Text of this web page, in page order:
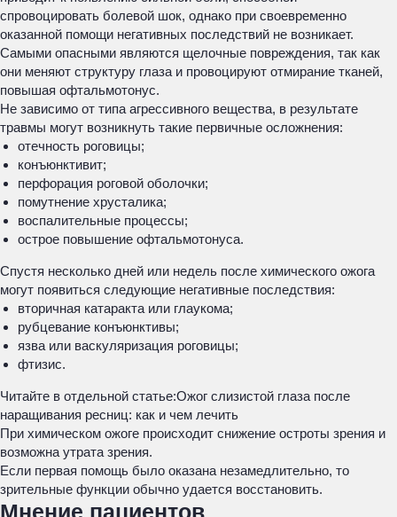
спровоцировать болевой шок, однако при своевременно
оказанной помощи негативных последствий не возникает.
Самыми опасными являются щелочные повреждения, так как
они меняют структуру глаза и провоцируют отмирание тканей,
повышая офтальмотонус.
Не зависимо от типа агрессивного вещества, в результате
травмы могут возникнуть такие первичные осложнения:
отечность роговицы;
конъюнктивит;
перфорация роговой оболочки;
помутнение хрусталика;
воспалительные процессы;
острое повышение офтальмотонуса.
Спустя несколько дней или недель после химического ожога
могут появиться следующие негативные последствия:
вторичная катаракта или глаукома;
рубцевание конъюнктивы;
язва или васкуляризация роговицы;
фтизис.
Читайте в отдельной статье:Ожог слизистой глаза после
наращивания ресниц: как и чем лечить
При химическом ожоге происходит снижение остроты зрения и
возможна утрата зрения.
Если первая помощь было оказана незамедлительно, то
зрительные функции обычно удается восстановить.
Мнение пациентов